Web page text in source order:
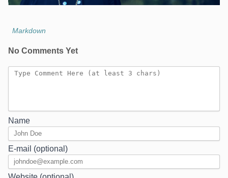
Markdown
No Comments Yet
Name
E-mail (optional)